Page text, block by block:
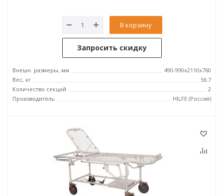
В корзину
Запросить скидку
Внешн. размеры, мм
490-990x2110x760
Вес, кг
56.7
Количество секций
2
Производитель
HILFE (Россия)